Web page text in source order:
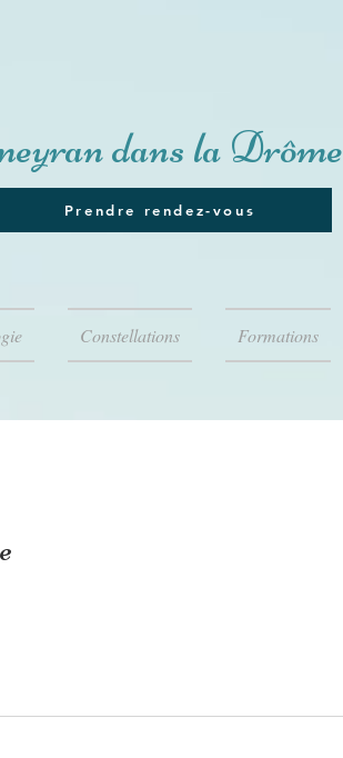
dans la Drôme
Prendre rendez-vous
Constellations Formations